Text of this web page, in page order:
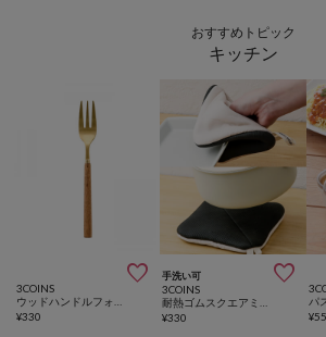
おすすめトピック
キッチン

3COINS
¥330
手洗い可 
3COINS
¥330
¥